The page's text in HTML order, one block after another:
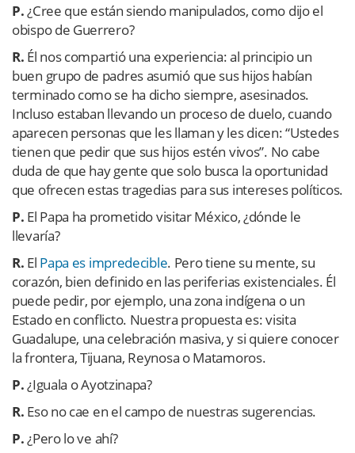
P.¿Cree que están siendo manipulados, como dijo el
obispo de Guerrero?
R. Él nos compartió una experiencia: al principio un
buen grupo de padres asumió que sus hijos habían
terminado como se ha dicho siempre, asesinados.
Incluso estaban llevando un proceso de duelo, cuando
aparecen personas que les llaman y les dicen: “Ustedes
tienen que pedir que sus hijos estén vivos”. No cabe
duda de que hay gente que solo busca la oportunidad
que ofrecen estas tragedias para sus intereses políticos.
P. El Papa ha prometido visitar México, ¿dónde le
llevaría?
R. El Papa es impredecible. Pero tiene su mente, su
corazón, bien definido en las periferias existenciales. Él
puede pedir, por ejemplo, una zona indígena o un
Estado en conflicto. Nuestra propuesta es: visita
Guadalupe, una celebración masiva, y si quiere conocer
la frontera, Tijuana, Reynosa o Matamoros.
P.¿Iguala o Ayotzinapa?
R. Eso no cae en el campo de nuestras sugerencias.
P.¿Pero lo ve ahí?